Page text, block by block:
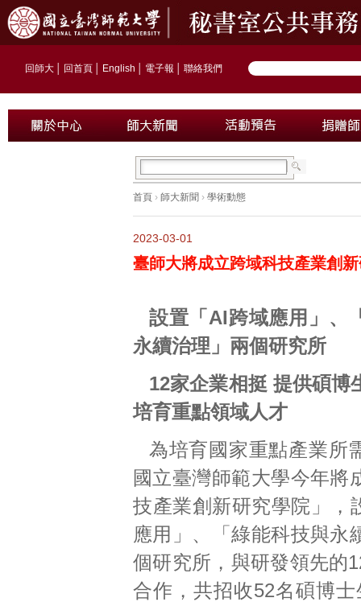
回師大 回首頁 English 電子報 聯絡我們
首頁 › 師大新聞 › 學術動態
2023-03-01
臺師大將成立跨域科技產業創
設置「AI跨域應用」、
永續治理」兩個研究所
12家企業相挺 提供碩博
培育重點領域人才
為培育國家重點產業所
國立臺灣師範大學今年將
技產業創新研究學院」，
應用」、「綠能科技與永
個研究所，與研發領先的
合作，共招收52名碩博